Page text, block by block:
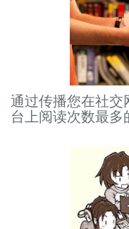
通过传播您在社交
台上阅读次数最多